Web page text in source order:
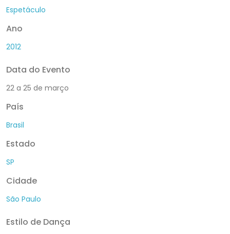
Espetáculo
Ano
2012
Data do Evento
22 a 25 de março
País
Brasil
Estado
SP
Cidade
São Paulo
Estilo de Dança